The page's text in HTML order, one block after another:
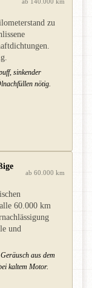
zu
sinkender
nötig.
ab 60.000 km
60.000 km
und
aus dem
kaltem Motor.